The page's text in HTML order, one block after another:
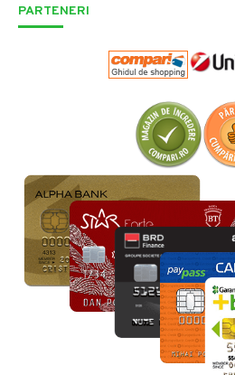
PARTENERI